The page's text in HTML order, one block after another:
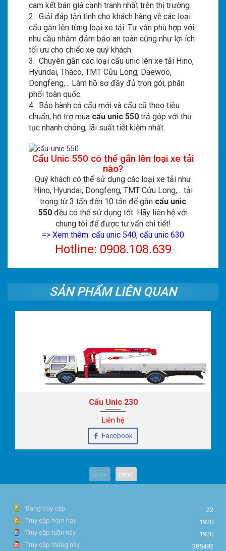
cam kết bán giá cạnh tranh nhất trên thị trường.
2. Giải đáp tận tình cho khách hàng về các loại
cẩu gắn lên từng loại xe tải. Tư vấn phù hợp với
nhu cầu nhằm đảm bảo an toàn cũng như lợi ích
tối ưu cho chiếc xe quý khách.
3. Chuyên gắn các loại cẩu unic lên xe tải Hino,
Hyundai, Thaco, TMT Cửu Long, Daewoo,
Dongfeng,... Làm hồ sơ đầy đủ trọn gói, phân
phối toàn quốc.
4. Bảo hành cả cẩu mới và cẩu cũ theo tiêu
chuẩn, hỗ trợ mua cẩu unic 550trả góp với thủ
tục nhanh chóng, lãi suất tiết kiệm nhất.
Cẩu Unic 550 có thể gắn lên loại xe tải
nào?
Quý khách có thể sử dụng các loại xe tải như
Hino, Hyundai, Dongfeng, TMT Cửu Long,... tải
trọng từ 3 tấn đến 10 tấn để gắn cẩu unic
550 đều có thể sử dụng tốt. Hãy liên hệ với
chung tôi để được tư vấn chi tiết!
=> Xem thêm: cẩu unic 540, cẩu unic 630
Hotline: 0908.108.639
SẢN PHẨM LIÊN QUAN
Cẩu Unic 230
Liên hệ
Facebook
next
Đang truy cập
22
Truy cập hôm nay
1920
Truy cập tuần này
1920
Truy cập tháng này
385492